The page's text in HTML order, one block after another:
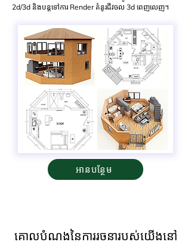
2d/3d និងបន្តទៅការ Render គំនូរជីវចល 3d ពេញលេញ។
អាន​បន្ថែម
គោលបំណងនៃការរចនារបស់យើងនៅ